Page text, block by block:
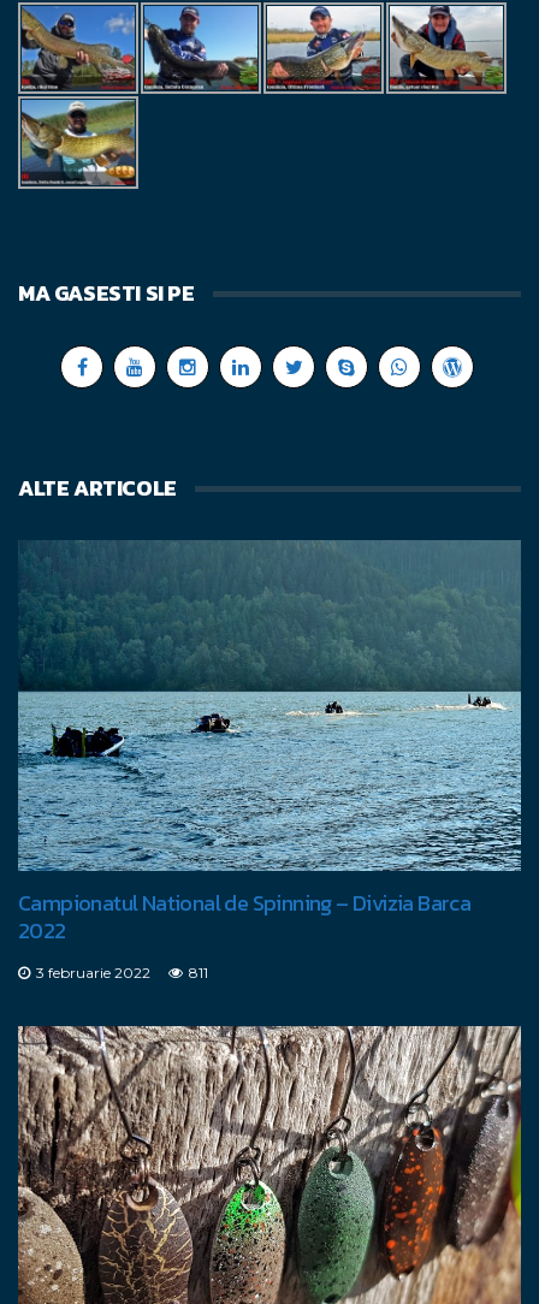
MA GASESTI SI PE
ALTE ARTICOLE
Campionatul National de Spinning – Divizia Barca
2022
3 februarie 2022 811